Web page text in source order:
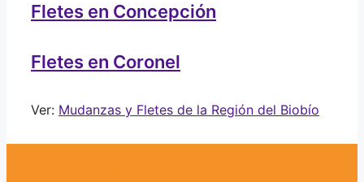
Fletes en Concepción
Fletes en Coronel
Ver: Mudanzas y Fletes de la Región del Biobío